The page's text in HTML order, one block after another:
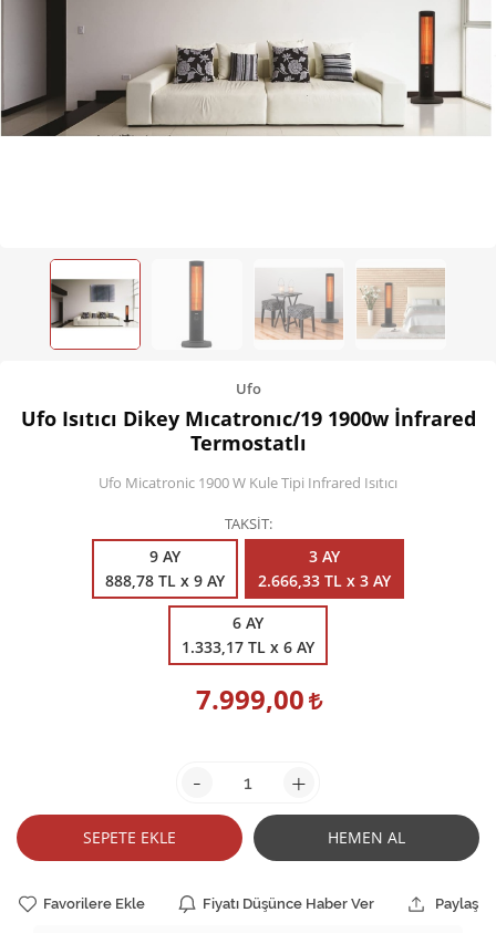
Züccaciye
Ev Tekstili
Isıtma ve Soğutma
Ufo
Ufo Isıtıcı Dikey Mıcatronıc/19 1900w İnfrared
Termostatlı
Ufo Micatronic 1900 W Kule Tipi Infrared Isıtıcı
TAKSİT
9 AY
888,78 TL x 9 AY
3 AY
2.666,33 TL x 3 AY
6 AY
1.333,17 TL x 6 AY
7.999,00
- +
SEPETE EKLE HEMEN AL
Favorilere Ekle Fiyatı Düşünce Haber Ver Paylaş